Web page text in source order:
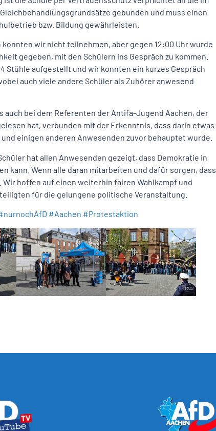
gebunden und muss einen
bzw. Bildung gewährleisten.
wir nicht teilnehmen, aber gegen 12:00 Uhr wurde
gegeben, mit den Schülern ins Gespräch zu kommen.
Stühle aufgestellt und wir konnten ein kurzes Gespräch
auch viele andere Schüler als Zuhörer anwesend
auch bei dem Referenten der Antifa-Jugend Aachen, der
hat, verbunden mit der Erkenntnis, dass darin etwas
einigen anderen Anwesenden zuvor behauptet wurde.
hat allen Anwesenden gezeigt, dass Demokratie in
kann. Wenn alle daran mitarbeiten und dafür sorgen, dass
hoffen auf einen weiterhin fairen Wahlkampf und
für die gelungene politische Veranstaltung.
#Aachen #Protestaktion